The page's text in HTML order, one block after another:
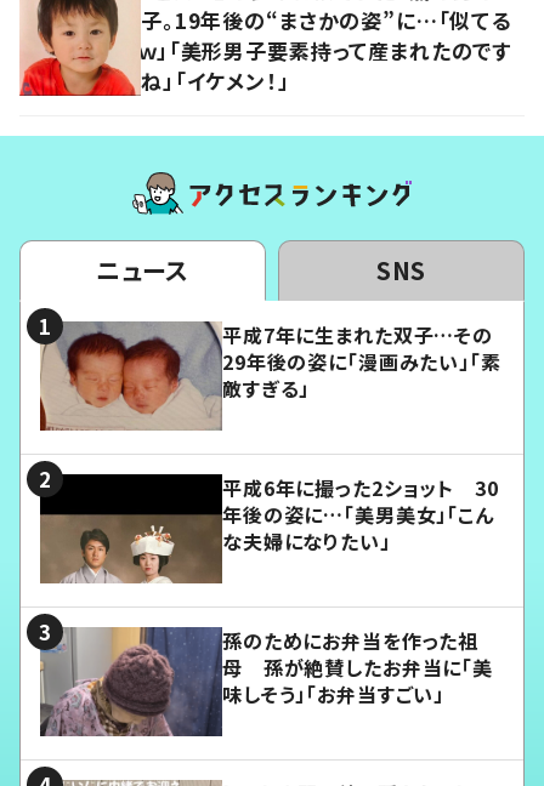
子。19年後の“まさかの姿”に…「似てる
ｗ」「美形男子要素持って産まれたのです
ね」「イケメン！」
ニュース SNS
平成7年に生まれた双子…その
29年後の姿に「漫画みたい」「素
敵すぎる」
平成6年に撮った2ショット 30
年後の姿に…「美男美女」「こん
な夫婦になりたい」
孫のためにお弁当を作った祖
母 孫が絶賛したお弁当に「美
味しそう」「お弁当すごい」